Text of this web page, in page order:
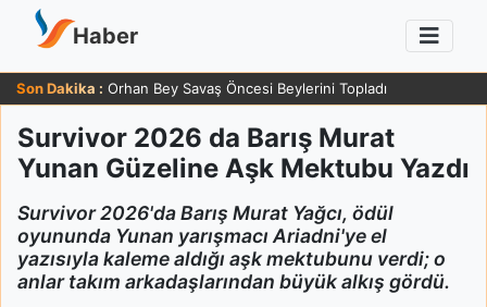
Haber
Son Dakika : Orhan Bey Savaş Öncesi Beylerini Topladı
Survivor 2026 da Barış Murat
Yunan Güzeline Aşk Mektubu Yazdı
Survivor 2026'da Barış Murat Yağcı, ödül
oyununda Yunan yarışmacı Ariadni'ye el
yazısıyla kaleme aldığı aşk mektubunu verdi; o
anlar takım arkadaşlarından büyük alkış gördü.